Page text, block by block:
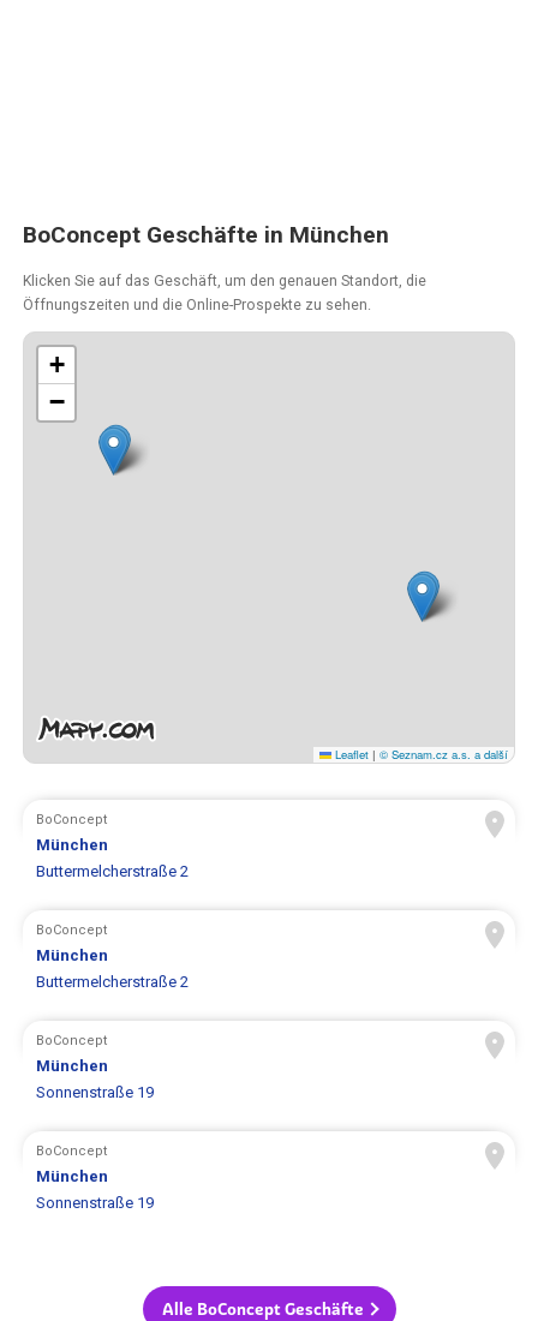
BoConcept Geschäfte in München
Klicken Sie auf das Geschäft, um den genauen Standort, die
Öffnungszeiten und die Online-Prospekte zu sehen.
+
−
Leaflet | © Seznam.cz a.s. a další
BoConcept
München
Buttermelcherstraße 2
BoConcept
München
Buttermelcherstraße 2
BoConcept
München
Sonnenstraße 19
BoConcept
München
Sonnenstraße 19
Alle BoConcept Geschäfte